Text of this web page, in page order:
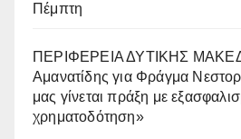
Πέμπτη
ΠΕΡΙΦΕΡΕΙΑ ΔΥΤΙΚΗΣ
Αμανατίδης για Φράγμα
μας γίνεται πράξη με
χρηματοδότηση»